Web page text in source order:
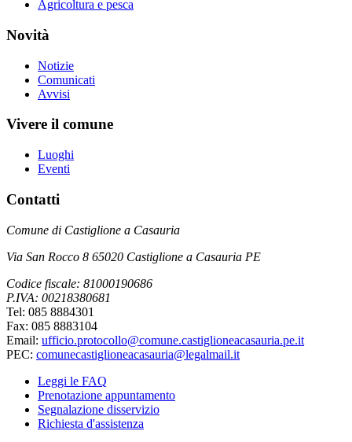
Agricoltura e pesca
Novità
Notizie
Comunicati
Avvisi
Vivere il comune
Luoghi
Eventi
Contatti
Comune di Castiglione a Casauria
Via San Rocco 8 65020 Castiglione a Casauria PE
Codice fiscale: 81000190686
P.IVA: 00218380681
Tel: 085 8884301
Fax: 085 8883104
Email: ufficio.protocollo@comune.castiglioneacasauria.pe.it
PEC: comunecastiglioneacasauria@legalmail.it
Leggi le FAQ
Prenotazione appuntamento
Segnalazione disservizio
Richiesta d'assistenza